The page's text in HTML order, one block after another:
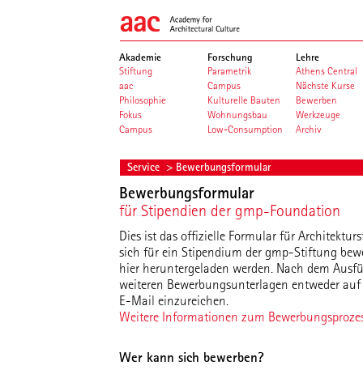
Akademie
Stiftung
aac
Philosophie
Fokus
Campus
Forschung
Parametrik
Campus
Kulturelle Bauten
Wohnungsbau
Low-Consumption
Lehre
Athens Central
Nächste Kurse
Bewerben
Werkzeuge
Archiv
Service > Bewerbungsformular
Bewerbungsformular
für Stipendien der gmp-Foundation
Dies ist das offizielle Formular für
sich für ein Stipendium der gmp-Stiftung
hier heruntergeladen werden. Nach dem
weiteren Bewerbungsunterlagen entweder
E-Mail einzureichen.
Weitere Informationen zum
Wer kann sich bewerben?